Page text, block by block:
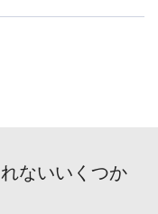
ないいくつか